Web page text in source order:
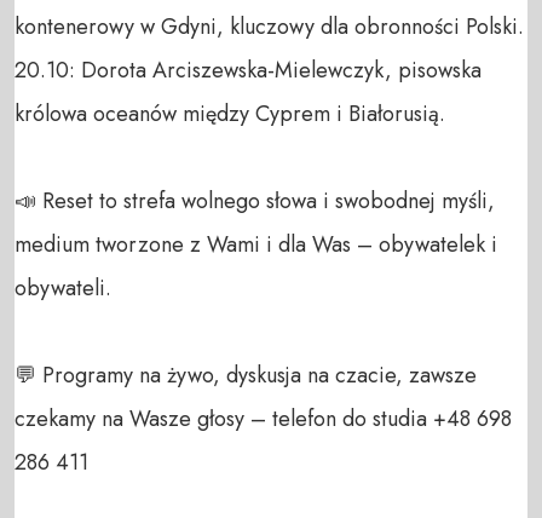
kontenerowy w Gdyni, kluczowy dla obronności Polski.
20.10: Dorota Arciszewska-Mielewczyk, pisowska
królowa oceanów między Cyprem i Białorusią.
📣 Reset to strefa wolnego słowa i swobodnej myśli,
medium tworzone z Wami i dla Was – obywatelek i
obywateli.
💬 Programy na żywo, dyskusja na czacie, zawsze
czekamy na Wasze głosy – telefon do studia +48 698
286 411